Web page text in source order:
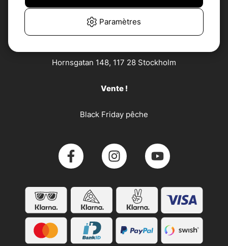
Service client
Söder Sportfiske AB
Hornsgatan 148, 117 28 Stockholm
Vente !
Black Friday pêche
Paramètres